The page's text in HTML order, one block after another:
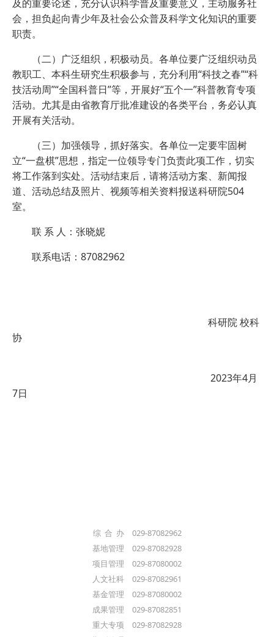
及的重要论述，充分认识科学普及重要意义，主动服务社
会，担负起向青少年及社会公众普及科学文化知识的重要
职责。
（二）广泛组织，积极动员。各单位要广泛组织动员
教职工、本科生研究生积极参与，充分利用“科技之春”“科
技活动周”“全国科普日”等，开展好“五个一”科普教育专项
活动。尤其是由省教育厅批准建设的各类平台，务必认真
开展有关活动。
（三）加强领导，抓好落实。各单位一定要牢固树
立“一盘棋”思想，指定一位领导专门负责此项工作，切实
将工作落到实处。活动结束后，请将活动方案、新闻报
道、活动总结及照片、视频等相关资料报送科研院504
室。
联 系 人：张晓妮
联系电话：87082962
科研院 校科
协
2023年4月
7日
综 合 办 029-87082962
基地管理 029-87082928
项目管理 029-87080002
人文社科 029-87082961
基金管理 029-87080002
成果管理 029-87082851
重大专项 029-87082928